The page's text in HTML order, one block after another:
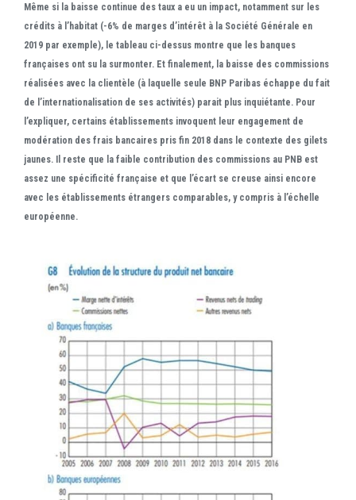
Même si la baisse continue des taux a eu un impact, notamment sur les
crédits à l’habitat (-6% de marges d’intérêt à la Société Générale en
2019 par exemple), le tableau ci-dessus montre que les banques
françaises ont su la surmonter. Et finalement, la baisse des commissions
réalisées avec la clientèle (à laquelle seule BNP Paribas échappe du fait
de l’internationalisation de ses activités) parait plus inquiétante. Pour
l’expliquer, certains établissements invoquent leur engagement de
modération des frais bancaires pris fin 2018 dans le contexte des gilets
jaunes. Il reste que la faible contribution des commissions au PNB est
assez une spécificité française et que l’écart se creuse ainsi encore
avec les établissements étrangers comparables, y compris à l’échelle
européenne.